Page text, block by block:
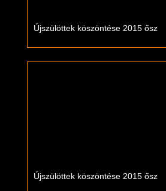
Újszülöttek köszöntése 2015 ősz
Újszülöttek köszöntése 2015 ősz